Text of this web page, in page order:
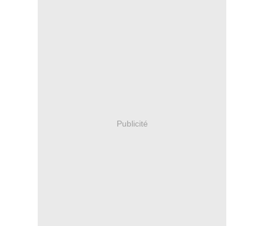
Publicité